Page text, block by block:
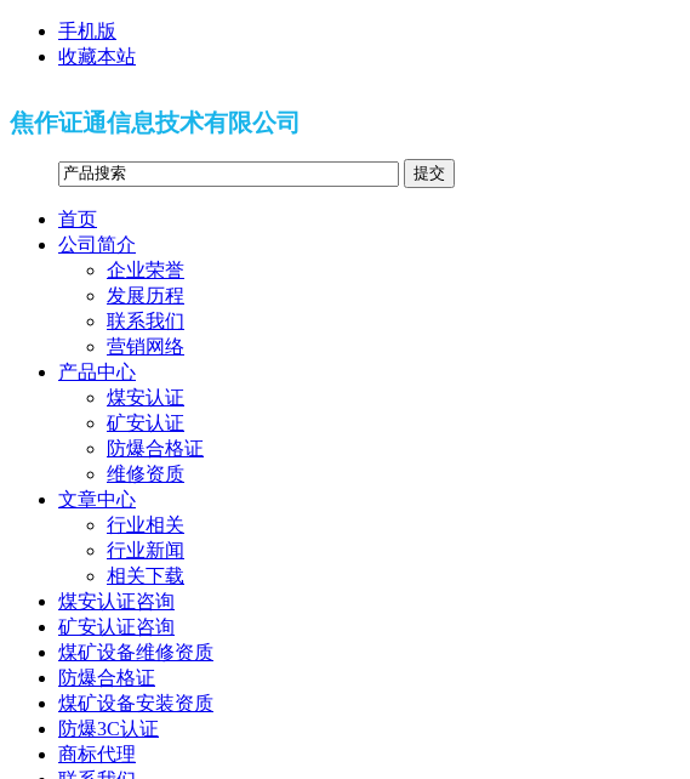
手机版
收藏本站
焦作证通信息技术有限公司
首页
公司简介
企业荣誉
发展历程
联系我们
营销网络
产品中心
煤安认证
矿安认证
防爆合格证
维修资质
文章中心
行业相关
行业新闻
相关下载
煤安认证咨询
矿安认证咨询
煤矿设备维修资质
防爆合格证
煤矿设备安装资质
防爆3C认证
商标代理